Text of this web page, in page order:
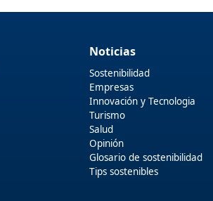
Noticias
Sostenibilidad
Empresas
Innovación y Tecnologia
Turismo
Salud
Opinión
Glosario de sostenibilidad
Tips sostenibles